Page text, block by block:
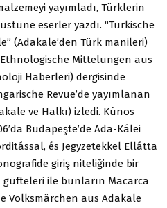
yayımladı, Türklerin
eserler yazdı. “Türkische
(Adakale’den Türk manileri)
Ethnologische Mittelungen aus
Haberleri) dergisinde
Revue’de yayımlanan
ve Halkı) izledi. Kúnos
Budapeşte’de Ada-Kálei
és Jegyzetekkel Ellátta
giriş niteliğinde bir
ile bunların Macarca
Volksmärchen aus Adakale